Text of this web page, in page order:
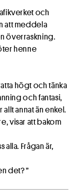
och
att meddela
överraskning.
henne
högt och tänka
och fantasi,
annat än enkel.
visar att bakom
Frågan är,
det? ”